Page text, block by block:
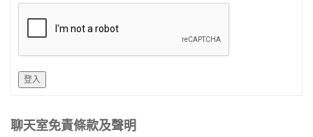
登入
聊天室免責條款及聲明